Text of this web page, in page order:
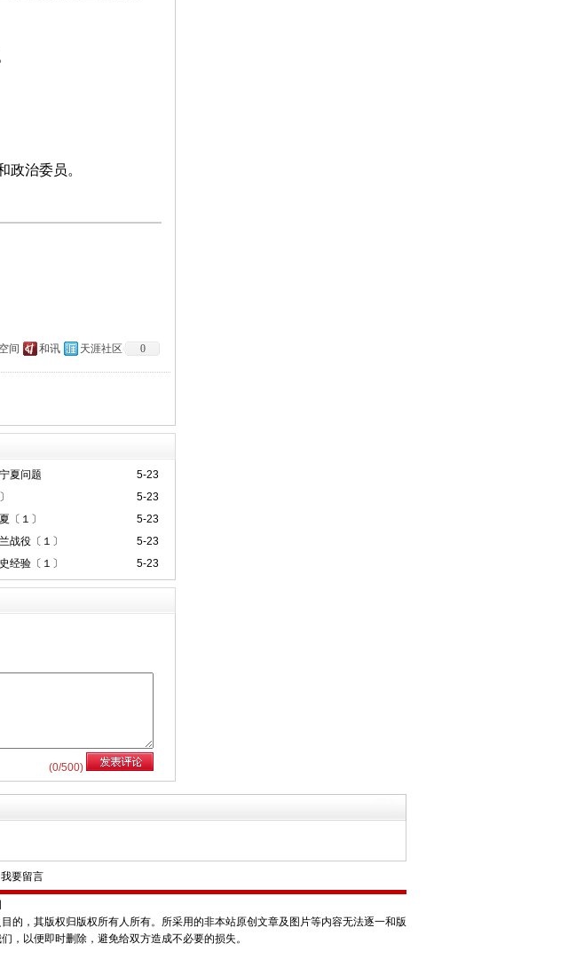
政治委员。
间 和讯 天涯社区 0
5-23
夏问题
5-23
5-23
〔１〕
5-23
战役〔１〕
5-23
经验〔１〕
(0/500)
我要留言
，其版权归版权所有人所有。所采用的非本站原创文章及图片等内容无法逐一和版
，以便即时删除，避免给双方造成不必要的损失。